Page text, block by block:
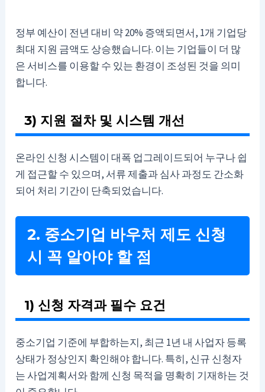
정부 예산이 전년 대비 약 20% 증액되면서, 1개 기업당
최대 지원 금액도 상승했습니다. 이는 기업들이 더 많
은 서비스를 이용할 수 있는 환경이 조성된 것을 의미
합니다.
3) 지원 절차 및 시스템 개선
온라인 신청 시스템이 대폭 업그레이드되어 누구나 쉽
게 접근할 수 있으며, 서류 제출과 심사 과정도 간소화
되어 처리 기간이 단축되었습니다.
2. 중소기업 바우처 제도 신청
시 꼭 알아야 할 점
1) 신청 자격과 필수 요건
중소기업 기준에 부합하는지, 최근 1년 내 사업자 등록
상태가 정상인지 확인해야 합니다. 특히, 신규 신청자
는 사업계획서와 함께 신청 목적을 명확히 기재하는 것